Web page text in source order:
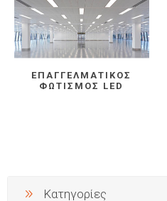
ΕΠΑΓΓΕΛΜΑΤΙΚΌΣ
ΦΩΤΙΣΜΌΣ LED
Κατηγορίες